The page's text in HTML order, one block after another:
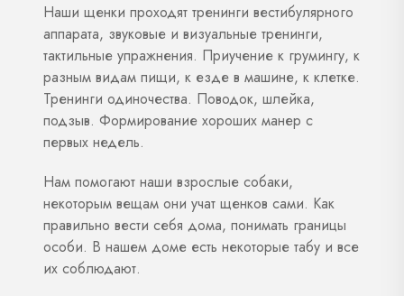
Наши щенки проходят тренинги вестибулярного
аппарата, звуковые и визуальные тренинги,
тактильные упражнения. Приучение к грумингу, к
разным видам пищи, к езде в машине, к клетке.
Тренинги одиночества. Поводок, шлейка,
подзыв. Формирование хороших манер с
первых недель.
Нам помогают наши взрослые собаки,
некоторым вещам они учат щенков сами. Как
правильно вести себя дома, понимать границы
особи. В нашем доме есть некоторые табу и все
их соблюдают.